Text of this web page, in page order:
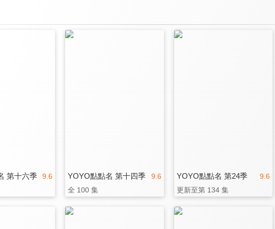
9.6
第十六季 9.6
YOYO點點名 第十四季
全 100 集
9.6
YOYO點點名 第24季
更新至第 134 集